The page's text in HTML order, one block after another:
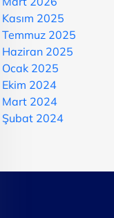
Kasım 2025
Temmuz 2025
Haziran 2025
Ocak 2025
Ekim 2024
Mart 2024
Şubat 2024